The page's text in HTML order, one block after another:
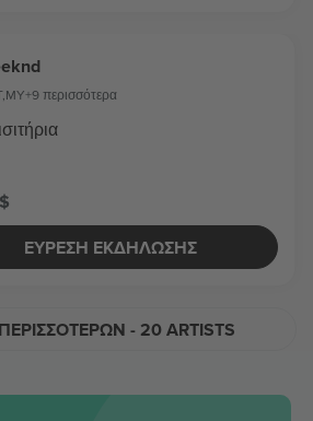
,MY+9 περισσότερα
ΕΎΡΕΣΗ ΕΚΔΉΛΩΣΗΣ
- 20 ARTISTS